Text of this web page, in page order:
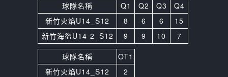
球隊名稱 Q1 Q2 Q3
Q4
新竹火焰U14_S12
8 6 6
15
新竹海盜U14-2_S12
9 9 10 7
球隊名稱
OT1
新竹火焰U14_S12
2